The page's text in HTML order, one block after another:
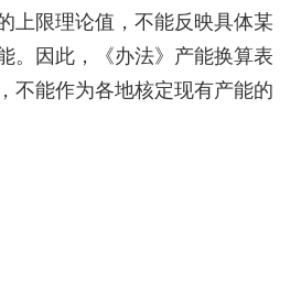
上限理论值，不能反映具体某
。因此，《办法》产能换算表
不能作为各地核定现有产能的